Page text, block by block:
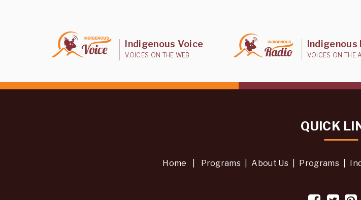
Indigenous Voice
VOICES ON THE WEB
Indigenous
VOICES ON THE
QUICK
Home Programs About Us Programs